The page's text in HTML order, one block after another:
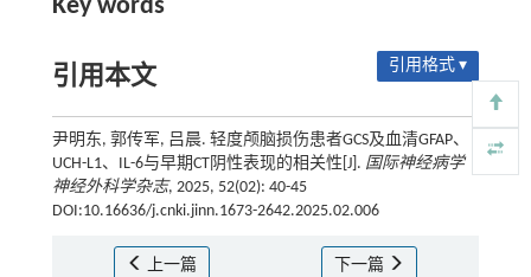
Key words
引用本文 引用格式 ▾
尹明东, 郭传军, 吕晨. 轻度颅脑损伤患者GCS及血清GFAP、
UCH-L1、IL-6与早期CT阴性表现的相关性[J]. 国际神经病学
神经外科学杂志, 2025, 52(02): 40-45
DOI:10.16636/j.cnki.jinn.1673-2642.2025.02.006
上一篇 下一篇